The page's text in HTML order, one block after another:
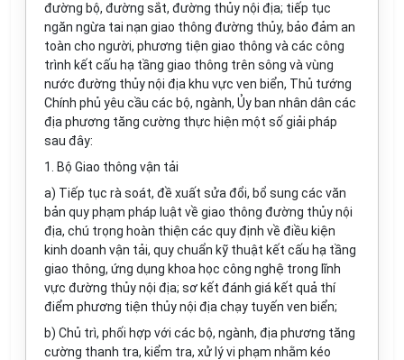
đường bộ, đường sắt, đường thủy nội địa; tiếp tục
ngăn ngừa tai nạn giao thông đường thủy, bảo đảm an
toàn cho người, phương tiện giao thông và các công
trình kết cấu hạ tầng giao thông trên sông và vùng
nước đường thủy nội địa khu vực ven biển, Thủ tướng
Chính phủ yêu cầu các bộ, ngành, Ủy ban nhân dân các
địa phương tăng cường thực hiện một số giải pháp
sau đây:
1. Bộ Giao thông vận tải
a) Tiếp tục rà soát, đề xuất sửa đổi, bổ sung các văn
bản quy phạm pháp luật về giao thông đường thủy nội
địa, chú trọng hoàn thiện các quy định về điều kiện
kinh doanh vận tải, quy chuẩn kỹ thuật kết cấu hạ tầng
giao thông, ứng dụng khoa học công nghệ trong lĩnh
vực đường thủy nội địa; sơ kết đánh giá kết quả thí
điểm phương tiện thủy nội địa chạy tuyến ven biển;
b) Chủ trì, phối hợp với các bộ, ngành, địa phương tăng
cường thanh tra, kiểm tra, xử lý vi phạm nhằm kéo